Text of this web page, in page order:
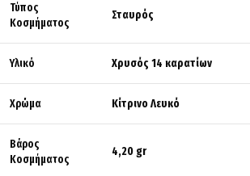
Τύπος
Κοσμήματος
Σταυρός
Υλικό Χρυσός 14 καρατίων
Χρώμα Κίτρινο Λευκό
Βάρος
Κοσμήματος
4,20 gr